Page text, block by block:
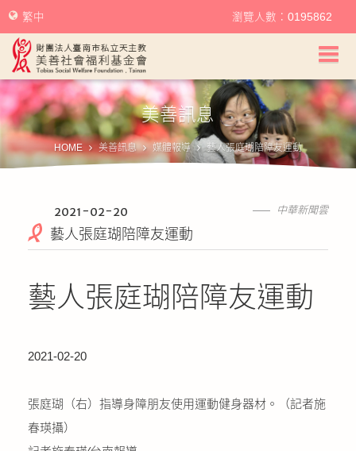
美善社會福利基金會首頁
關於美善
美善服務
幫助美善
我要捐款
聯絡我們
繁中 瀏覽人數：0195862
美善訊息
HOME 美善訊息 媒體報導 藝人張庭瑚陪障友運動
中華新聞雲
2021-02-20
藝人張庭瑚陪障友運動
藝人張庭瑚陪障友運動
2021-02-20
張庭瑚（右）指導身障朋友使用運動健身器材。（記者施
春瑛攝）